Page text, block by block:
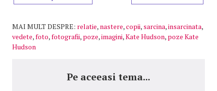
MAI MULT DESPRE: relatie, nastere,copii, sarcina,insarcinata,
vedete,foto,fotografii, poze,imagini,Kate Hudson, poze Kate
Hudson
Pe aceeasi tema...